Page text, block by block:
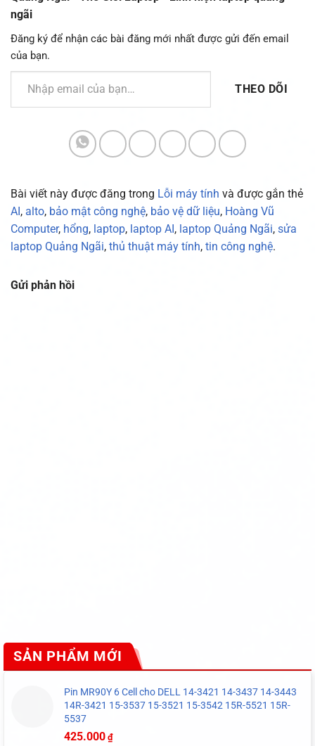
ngãi
Đăng ký để nhận các bài đăng mới nhất được gửi đến email
của bạn.
Nhập email của bạn…
THEO DÕI
Bài viết này được đăng trong Lỗi máy tính và được gắn thẻ
AI, alto, bảo mật công nghệ, bảo vệ dữ liệu, Hoàng Vũ
Computer, hổng, laptop, laptop AI, laptop Quảng Ngãi, sửa
laptop Quảng Ngãi, thủ thuật máy tính, tin công nghệ.
Gửi phản hồi
SẢN PHẨM MỚI
Pin MR90Y 6 Cell cho DELL 14-3421 14-3437 14-3443
14R-3421 15-3537 15-3521 15-3542 15R-5521 15R-
5537
425.000 ₫